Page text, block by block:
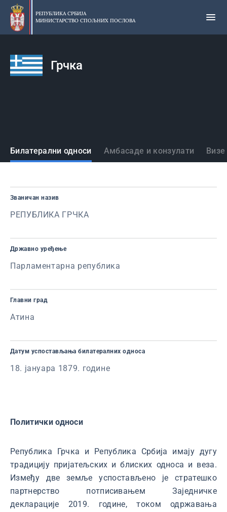
Прескочи
главни
део
РЕПУБЛИКА СРБИЈА
МИНИСТАРСТВО СПОЉНИХ ПОСЛОВА
Грчка
Државе
Билатерални односи Амбасаде и конзулати
Званичан назив
РЕПУБЛИКА ГРЧКА
Државно уређење
Парламентарна република
Главни град
Атина
Датум успостављања билатералних односа
18. јануара 1879. године
Политички односи
Република Грчка и Република Србија имају дугу
традицију пријатељских и блиских односа и веза.
Између две земље успостављено је стратешко
партнерство потписивањем Заједничке
декларације 2019. године, током одржавања